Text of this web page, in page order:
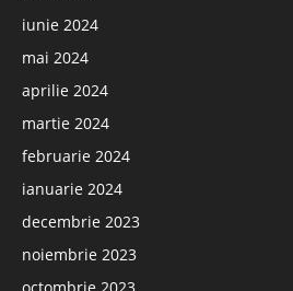
iunie 2024
mai 2024
aprilie 2024
martie 2024
februarie 2024
ianuarie 2024
decembrie 2023
noiembrie 2023